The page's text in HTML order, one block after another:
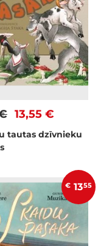
13,55 €
tautas dzīvnieku
€ 1355